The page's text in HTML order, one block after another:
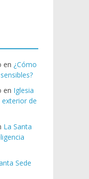
en ¿Cómo
en Iglesia
exterior de
La Santa
Sede